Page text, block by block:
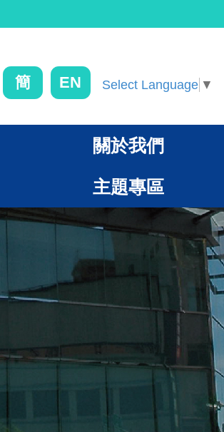
簡 EN Select Language ▼
關於我們
主題專區